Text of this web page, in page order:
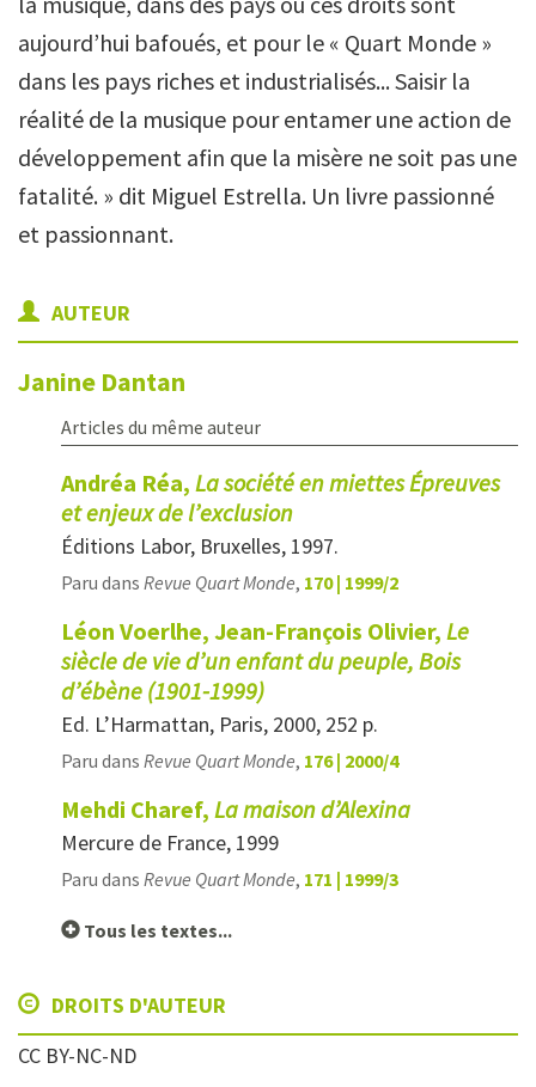
aujourd’hui bafoués, et pour le « Quart Monde »
dans les pays riches et industrialisés... Saisir la
réalité de la musique pour entamer une action de
développement afin que la misère ne soit pas une
fatalité. » dit Miguel Estrella. Un livre passionné
et passionnant.
AUTEUR
Janine Dantan
Articles du même auteur
Andréa Réa, La société en miettes Épreuves
et enjeux de l’exclusion
Éditions Labor, Bruxelles, 1997.
Paru dans Revue Quart Monde, 170 | 1999/2
Léon Voerlhe, Jean-François Olivier, Le
siècle de vie d’un enfant du peuple, Bois
d’ébène (1901-1999)
Ed. L’Harmattan, Paris, 2000, 252 p.
Paru dans Revue Quart Monde, 176 | 2000/4
Mehdi Charef, La maison d’Alexina
Mercure de France, 1999
Paru dans Revue Quart Monde, 171 | 1999/3
Tous les textes...
DROITS D'AUTEUR
CC BY-NC-ND